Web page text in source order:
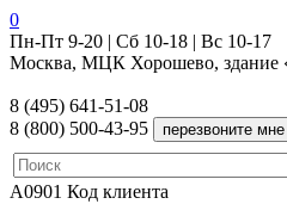
0
Пн-Пт 9-20 | Сб 10-18 | Вс 10-17
Москва, МЦК Хорошево, здание
8 (495) 641-51-08
8 (800) 500-43-95
A0901 Код клиента